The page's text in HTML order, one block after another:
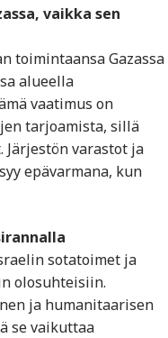
vaikka sen
toimintaansa Gazassa
alueella
vaatimus on
tarjoamista, sillä
varastot ja
epävarmana, kun
sotatoimet ja
olosuhteisiin.
ja humanitaarisen
se vaikuttaa